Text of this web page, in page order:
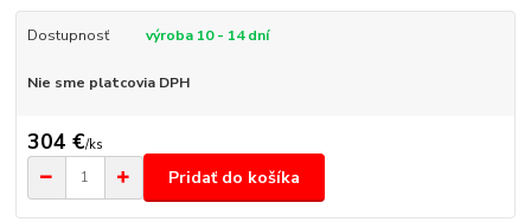
Dostupnosť výroba 10 - 14 dní
Nie sme platcovia DPH
304 €/ks
Pridať do košíka